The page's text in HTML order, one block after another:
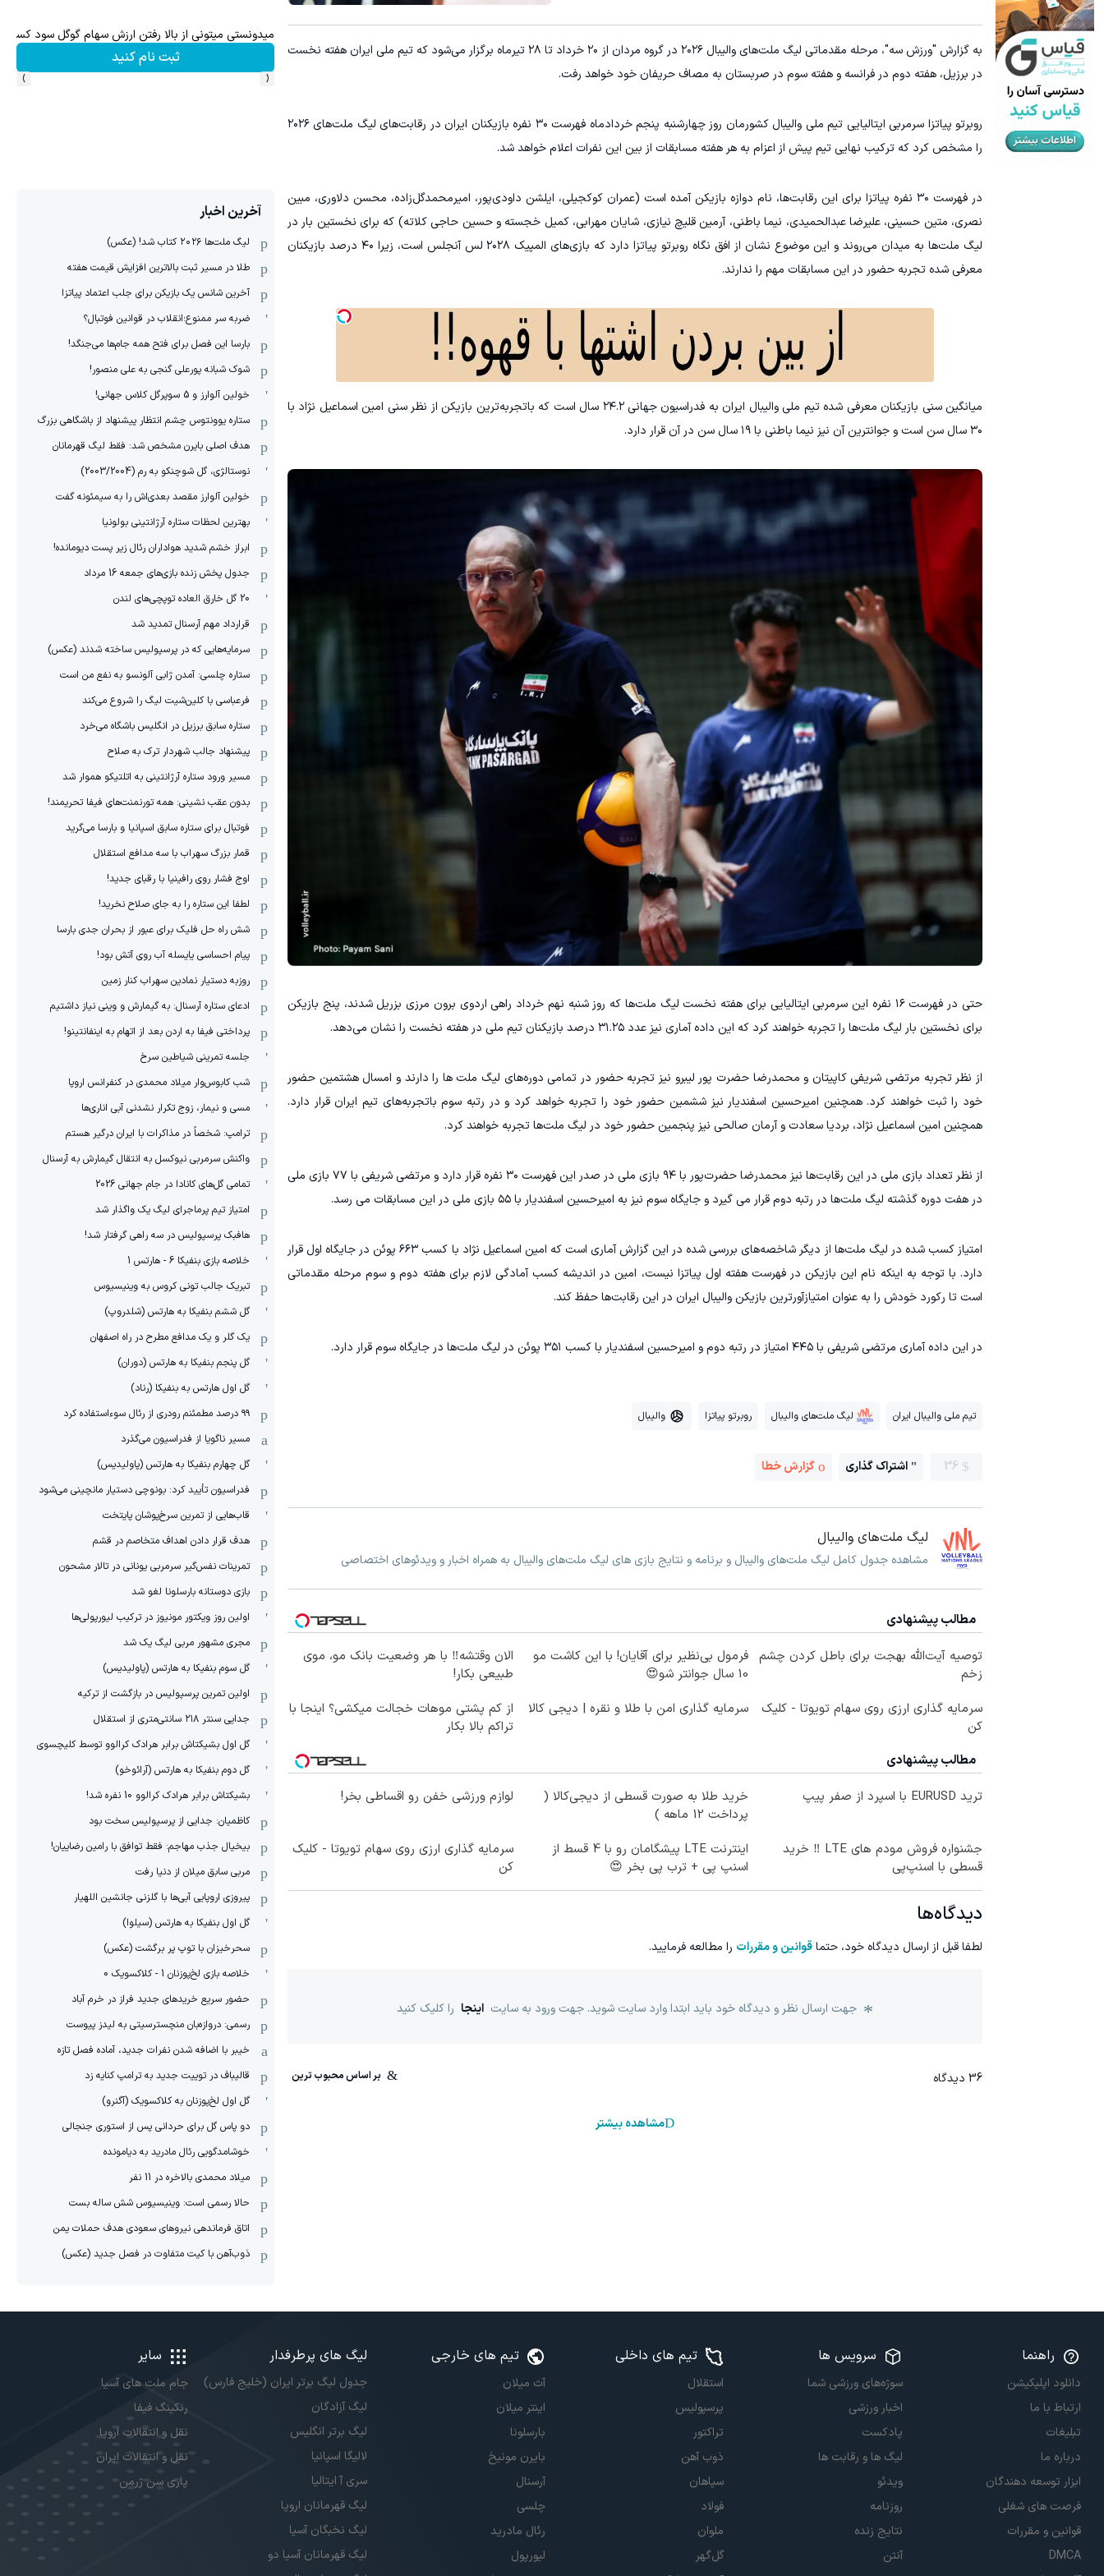
به گزارش "ورزش سه"، مرحله مقدماتی لیگ ملت‌های والیبال ۲۰۲۶ در گروه مردان از ۲۰ خرداد تا ۲۸ تیرماه برگزار می‌شود که تیم ملی ایران هفته نخست
در برزیل، هفته دوم در فرانسه و هفته سوم در صربستان به مصاف حریفان خود خواهد رفت.
روبرتو پیاتزا سرمربی ایتالیایی تیم ملی والیبال کشورمان روز چهارشنبه پنجم خردادماه فهرست ۳۰ نفره بازیکنان ایران در رقابت‌های لیگ ملت‌های ۲۰۲۶
را مشخص کرد که ترکیب نهایی تیم پیش از اعزام به هر هفته مسابقات از بین این نفرات اعلام خواهد شد.
در فهرست ۳۰ نفره پیاتزا برای این رقابت‌ها، نام دوازه بازیکن آمده است (عمران کوکجیلی، ایلشن داودی‌پور، امیرمحمدگل‌زاده، محسن دلاوری، مبین
نصری، متین حسینی، علیرضا عبدالحمیدی، نیما باطنی، آرمین قلیچ نیازی، شایان مهرابی، کمیل خجسته و حسین حاجی کلاته) که برای نخستین بار در
لیگ ملت‌ها به میدان می‌روند و این موضوع نشان از افق نگاه روبرتو پیاتزا دارد که بازی‌های المپیک ۲۰۲۸ لس آنجلس است، زیرا ۴۰ درصد بازیکنان
معرفی شده تجربه حضور در این مسابقات مهم را ندارند.
میانگین سنی بازیکنان معرفی شده تیم ملی والیبال ایران به فدراسیون جهانی ۲۴.۲ سال است که باتجربه‌ترین بازیکن از نظر سنی امین اسماعیل نژاد با
۳۰ سال سن است و جوانترین آن نیز نیما باطنی با ۱۹ سال سن در آن قرار دارد.
حتی در فهرست ۱۶ نفره این سرمربی ایتالیایی برای هفته نخست لیگ ملت‌ها که روز شنبه نهم خرداد راهی اردوی برون مرزی بزریل شدند، پنج بازیکن
برای نخستین بار لیگ ملت‌ها را تجربه خواهند کرد که این داده آماری نیز عدد ۳۱.۲۵ درصد بازیکنان تیم ملی در هفته نخست را نشان می‌دهد.
از نظر تجربه مرتضی شریفی کاپیتان و محمدرضا حضرت پور لیبرو نیز تجربه حضور در تمامی دوره‌های لیگ ملت ها را دارند و امسال هشتمین حضور
خود را ثبت خواهند کرد. همچنین امیرحسین اسفندیار نیز ششمین حضور خود را تجربه خواهد کرد و در رتبه سوم باتجربه‌های تیم ایران قرار دارد.
همچنین امین اسماعیل نژاد، بردیا سعادت و آرمان صالحی نیز پنجمین حضور خود در لیگ ملت‌ها تجربه خواهند کرد.
از نظر تعداد بازی ملی در این رقابت‌ها نیز محمدرضا حضرت‌پور با ۹۴ بازی ملی در صدر این فهرست ۳۰ نفره قرار دارد و مرتضی شریفی با ۷۷ بازی ملی
در هفت دوره گذشته لیگ ملت‌ها در رتبه دوم قرار می گیرد و جایگاه سوم نیز به امیرحسین اسفندیار با ۵۵ بازی ملی در این مسابقات می رسد.
امتیاز کسب شده در لیگ ملت‌ها از دیگر شاخصه‌های بررسی شده در این گزارش آماری است که امین اسماعیل نژاد با کسب ۶۶۳ پوئن در جایگاه اول قرار
دارد. با توجه به اینکه نام این بازیکن در فهرست هفته اول پیاتزا نیست، امین در اندیشه کسب آمادگی لازم برای هفته دوم و سوم مرحله مقدماتی
است تا رکورد خودش را به عنوان امتیازآورترین بازیکن والیبال ایران در این رقابت‌ها حفظ کند.
در این داده آماری مرتضی شریفی با ۴۴۵ امتیاز در رتبه دوم و امیرحسین اسفندیار با کسب ۳۵۱ پوئن در لیگ ملت‌ها در جایگاه سوم قرار دارد.
تیم ملی والیبال ایران لیگ ملت‌های والیبال روبرتو پیاتزا والیبال
36 اشتراک گذاری گزارش خطا
لیگ ملت‌های والیبال
مشاهده جدول کامل لیگ ملت‌های والیبال و برنامه و نتایج بازی های لیگ ملت‌های والیبال به همراه اخبار و ویدئوهای اختصاصی
مطالب پیشنهادی
توصیه آیت‌الله بهجت برای باطل کردن چشم
زخم
فرمول بی‌نظیر برای آقایان! با این کاشت مو
10 سال جوانتر شو😍
الان وقتشه‼️ با هر وضعیت بانک مو، موی
طبیعی بکار!
سرمایه گذاری ارزی روی سهام تویوتا - کلیک
کن
سرمایه گذاری امن با طلا و نقره | دیجی کالا
از کم پشتی موهات خجالت میکشی؟ اینجا با
تراکم بالا بکار
مطالب پیشنهادی
ترید EURUSD با اسپرد از صفر پیپ
خرید طلا به صورت قسطی از دیجی‌کالا (
پرداخت 12 ماهه )
لوازم ورزشی خفن رو اقساطی بخر!
جشنواره فروش مودم های LTE ‼️ خرید
قسطی با اسنپ‌پی
اینترنت LTE پیشگامان رو با 4 قسط از
اسنپ پی + ترب پی بخر 😍
سرمایه گذاری ارزی روی سهام تویوتا - کلیک
کن
دیدگاه‌ها
لطفا قبل از ارسال دیدگاه خود، حتماقوانین و مقررات را مطالعه فرمایید.
جهت ارسال نظر و دیدگاه خود باید ابتدا وارد سایت شوید. جهت ورود به سایت اینجا را کلیک کنید
36 دیدگاه
مشاهده بیشتر
سرمایه گذاری ارزی روی سهام تویوتا - کلیک کن
ثبت نام کنید کلیک کن! ثبت نام کنید
میدونستی میتونی از بالا رفتن ارزش سهام گوگل سود کسب
ثبت نام کنید
‹
›
آخرین اخبار
لیگ ملت‌ها ٢٠٢۶ کتاب شد! (عکس)
طلا در مسیر ثبت بالاترین افزایش قیمت هفته
آخرین شانس یک بازیکن برای جلب اعتماد پیاتزا
ضربه سر ممنوع؛انقلاب در قوانین فوتبال؟
بارسا این فصل برای فتح همه جام‌ها می‌جنگد!
شوک شبانه پورعلی گنجی به علی منصور!
خولین آلوارز و 5 سوپرگل کلاس جهانی!
ستاره یوونتوس چشم انتظار پیشنهاد از باشگاهی بزرگ
هدف اصلی بایرن مشخص شد: فقط لیگ قهرمانان
نوستالژی، گل شوچنکو به رم (2003/2004)
خولین آلوارز مقصد بعدی‌اش را به سیمئونه گفت
بهترین لحظات ستاره آرژانتینی بولونیا
ابراز خشم شدید هواداران رئال زیر پست دیومانده!
جدول پخش زنده بازی‌های جمعه 16 مرداد
20 گل خارق العاده توپچی‌های لندن
قرارداد مهم آرسنال تمدید شد
سرمایه‌هایی که در پرسپولیس ساخته شدند (عکس)
ستاره چلسی: آمدن ژابی آلونسو به نفع من است
فرعباسی با کلین‌شیت لیگ را شروع می‌کند
ستاره سابق برزیل در انگلیس باشگاه می‌خرد
پیشنهاد جالب شهردار ترک به صلاح
مسیر ورود ستاره آرژانتینی به اتلتیکو هموار شد
بدون عقب نشینی: همه تورنمنت‌های فیفا تحریمند!
فوتبال برای ستاره سابق اسپانیا و بارسا می‌گرید
قمار بزرگ سهراب با سه مدافع استقلال
اوج فشار روی رافینیا با رقبای جدید!
لطفا این ستاره را به جای صلاح نخرید!
شش راه حل فلیک برای عبور از بحران جدی بارسا
پیام احساسی یایسله آب روی آتش بود!
روزبه دستیار نمادین سهراب کنار زمین
ادعای ستاره آرسنال: به گیمارش و وینی نیاز داشتیم
پرداختی فیفا به اردن بعد از اتهام به اینفانتینو!
جلسه تمرینی شیاطین سرخ
شب کابوس‌وار میلاد محمدی در کنفرانس اروپا
مسی و نیمار، زوج تکرار نشدنی آبی اناری‌ها
ترامپ: شخصاً در مذاکرات با ایران درگیر هستم
واکنش سرمربی نیوکسل به انتقال گیمارش به آرسنال
تمامی گل‌های کانادا در جام جهانی 2026
امتیاز تیم پرماجرای لیگ یک واگذار شد
هافبک پرسپولیس در سه راهی گرفتار شد!
خلاصه بازی بنفیکا 6 - هارتس 1
تبریک جالب تونی کروس به وینیسیوس
گل ششم بنفیکا به هارتس (شلدروپ)
یک گلر و یک مدافع مطرح در راه اصفهان
گل پنجم بنفیکا به هارتس (دوران)
گل اول هارتس به بنفیکا (رناد)
۹۹ درصد مطمئنم رودری از رئال سوءاستفاده کرد
مسیر ناگویا از فدراسیون می‌گذرد
گل چهارم بنفیکا به هارتس (پاولیدیس)
فدراسیون تأیید کرد: بونوچی دستیار مانچینی می‌شود
قاب‌هایی از تمرین سرخ‌پوشان پایتخت
هدف قرار دادن اهداف متخاصم در قشم
‏تمرینات نفس‌گیر سرمربی یونانی در تالار مشحون
بازی دوستانه بارسلونا لغو شد
اولین روز ویکتور مونیوز در ترکیب لیورپولی‌ها
مجری مشهور مربی لیگ یک شد
گل سوم بنفیکا به هارتس (پاولیدیس)
اولین تمرین پرسپولیس در بازگشت از ترکیه
جدایی سنتر ۲۱۸ سانتی‌متری از استقلال
گل اول بشیکتاش برابر هرادک کرالوو توسط کلیچسوی
گل دوم بنفیکا به هارتس (آرائوخو)
بشیکتاش برابر هرادک کرالوو 10 نفره شد!
کاظمیان: جدایی از پرسپولیس سخت بود
بیخیال جذب مهاجم: فقط توافق با رامین رضاییان!
مربی سابق میلان از دنیا رفت
پیروزی اروپایی آبی‌ها با گلزنی جانشین اللهیار
گل اول بنفیکا به هارتس (سیلوا)
سحرخیزان با توپ پر برگشت (عکس)
خلاصه بازی لخ‌پوزنان 1 - کلاکسویک 0
حضور سریع خریدهای جدید فراز در خرم آباد
رسمی: دروازه‌بان منچسترسیتی به لیدز پیوست
خیبر با اضافه شدن نفرات جدید، آماده فصل تازه
قالیباف در توییت جدید به ترامپ کنایه زد
گل اول لخ‌پوزنان به کلاکسویک (آگنرو)
دو پاس گل برای حردانی پس از استوری جنجالی
خوشامدگویی رئال مادرید به دیامونده
میلاد محمدی بالاخره در 11 نفر
حالا رسمی است: وینیسیوس شش ساله بست
اتاق فرماندهی نیروهای سعودی هدف حملات یمن
ذوب‌آهن با کیت متفاوت در فصل جدید (عکس)
راهنما
دانلود اپلیکیشن
ارتباط با ما
تبلیغات
درباره ما
ابزار توسعه دهندگان
فرصت های شغلی
قوانین و مقررات
DMCA
سرویس ها
سوژه‌های ورزشی شما
اخبار ورزشی
پادکست
لیگ ها و رقابت ها
ویدئو
روزنامه
نتایج زنده
آنتن
تیم های داخلی
استقلال
پرسپولیس
تراکتور
ذوب آهن
سپاهان
فولاد
ملوان
گل‌گهر
تیم های خارجی
آث میلان
اینتر میلان
بارسلونا
بایرن مونیخ
آرسنال
چلسی
رئال مادرید
لیورپول
لیگ های پرطرفدار
جدول لیگ برتر ایران (خلیج فارس)
لیگ آزادگان
لیگ برتر انگلیس
لالیگا اسپانیا
سری آ ایتالیا
لیگ قهرمانان اروپا
لیگ نخبگان آسیا
لیگ قهرمانان آسیا دو
سایر
جام ملت های آسیا
رنکینگ فیفا
نقل و انتقالات اروپا
نقل و انتقالات ایران
پاری سن ژرمن